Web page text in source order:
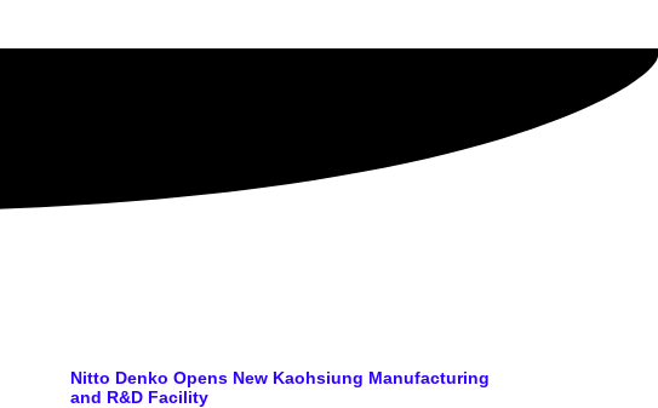
Nitto Denko Opens New Kaohsiung Manufacturing
and R&D Facility